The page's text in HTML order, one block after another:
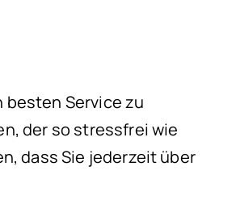
Service zu
der so stressfrei wie
dass Sie jederzeit über